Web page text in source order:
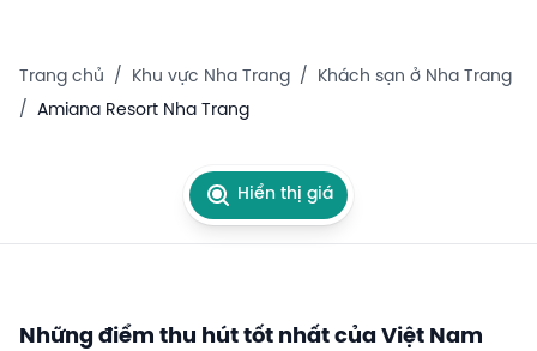
Trang chủ / Khu vực Nha Trang /
Khách sạn ở Nha Trang
/
Amiana Resort Nha Trang
Hiển thị giá
Những điểm thu hút tốt nhất của Việt Nam